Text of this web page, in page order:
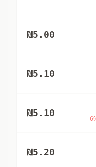
₪5.00
₪5.10
6
₪5.10
₪5.20